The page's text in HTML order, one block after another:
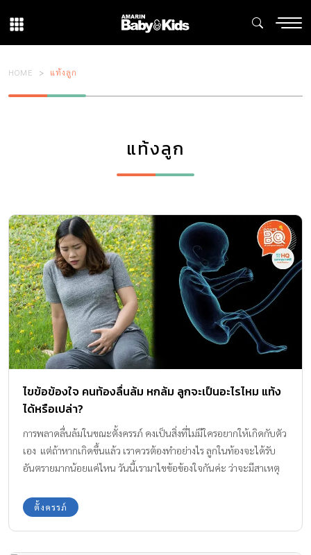
HOME แท้งลูก
แท้งลูก
ไขข้อข้องใจ คนท้องลื่นล้ม หกล้ม ลูกจะเป็นอะไรไหม แท้ง
ได้หรือเปล่า?
การพลาดลื่นล้มในขณะตั้งครรภ์ คงเป็นสิ่งที่ไม่มีใครอยากให้เกิดกับตัว
เอง แต่ถ้าหากเกิดขึ้นแล้ว เราควรต้องทำอย่างไร ลูกในท้องจะได้รับ
อันตรายมากน้อยแค่ไหน วันนี้เรามาไขข้อข้องใจกันค่ะ ว่าจะมีสาเหตุ
การที่คนท้องลื่นล้มค่ะ
ตั้งครรภ์